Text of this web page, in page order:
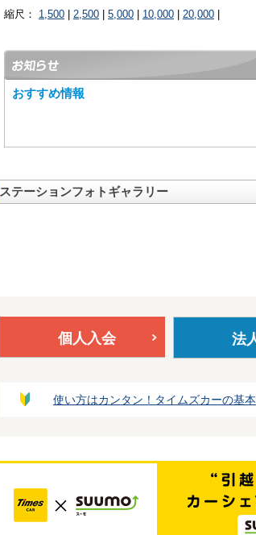
縮尺： 1,500 2,500 5,000 10,000 20,000
おすすめ情報
ステーションフォトギャラリー
個人入会 法
使い方はカンタン！タイムズカーの基